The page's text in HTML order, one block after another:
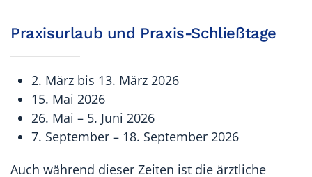
Praxisurlaub und Praxis-Schließtage
2. März bis 13. März 2026
15. Mai 2026
26. Mai – 5. Juni 2026
7. September – 18. September 2026
Auch während dieser Zeiten ist die ärztliche